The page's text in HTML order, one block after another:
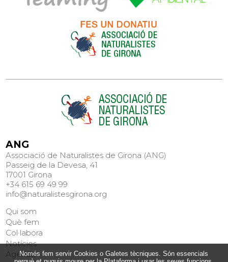
ANG
Associació de Naturalistes de Girona (ANG)
Passeig de la Devesa, 41
17001 Girona
+34 615 69 49 99
info@naturalistesgirona.org
Qui som
Què fem
Col·labora
Notícies
Agenda
Només fem servir Cookies o Galetes tècniques. Són essencials